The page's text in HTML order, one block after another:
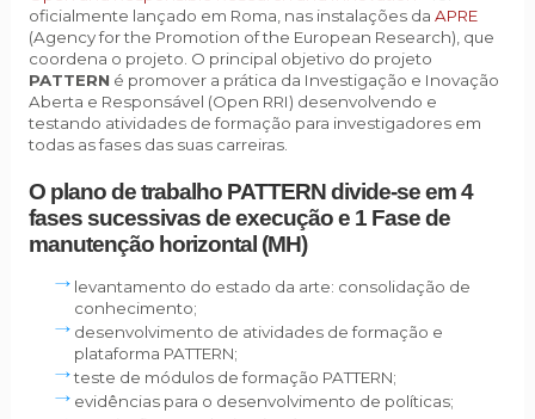
oficialmente lançado em Roma, nas instalações da APRE
(Agency for the Promotion of the European Research), que
coordena o projeto. O principal objetivo do projeto
PATTERN é promover a prática da Investigação e Inovação
Aberta e Responsável (Open RRI) desenvolvendo e
testando atividades de formação para investigadores em
todas as fases das suas carreiras.
O plano de trabalho PATTERN divide-se em 4
fases sucessivas de execução e 1 Fase de
manutenção horizontal (MH)
levantamento do estado da arte: consolidação de
conhecimento;
desenvolvimento de atividades de formação e
plataforma PATTERN;
teste de módulos de formação PATTERN;
evidências para o desenvolvimento de políticas;